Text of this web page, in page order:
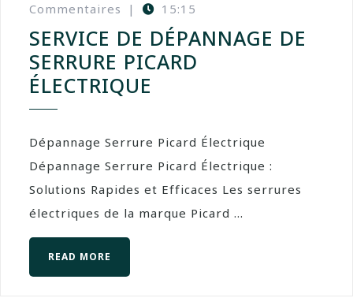
Commentaires
| 15:15
SERVICE DE DÉPANNAGE DE
SERRURE PICARD
ÉLECTRIQUE
Dépannage Serrure Picard Électrique
Dépannage Serrure Picard Électrique :
Solutions Rapides et Efficaces Les serrures
électriques de la marque Picard ...
READ MORE